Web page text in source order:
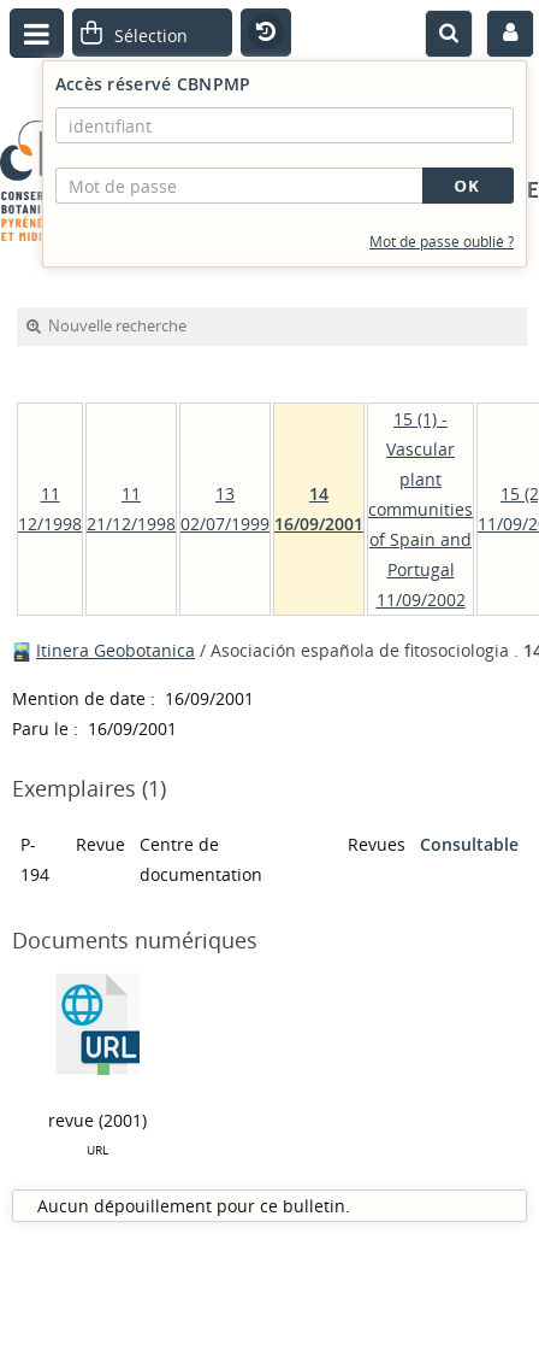
PORTAIL DOCUMENTAIRE
Accès réservé CBNPMP
Mot de passe oublié ?
Nouvelle recherche
11
12/1998
11
21/12/1998
13
02/07/1999
14
16/09/2001
15 (1) -
Vascular
plant
communities
of Spain and
Portugal
11/09/2002
15
11/09/
Itinera Geobotanica / Asociación española de fitosociologia .
Mention de date : 16/09/2001
Paru le : 16/09/2001
Exemplaires (1)
P-
194
Revue
Centre de
documentation
Revues Consultable
Documents numériques
revue (2001)
URL
Aucun dépouillement pour ce bulletin.